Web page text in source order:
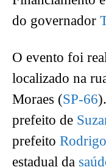
do governador
O evento foi
localizado na
Moraes (SP-66
prefeito de
prefeito
estadual da